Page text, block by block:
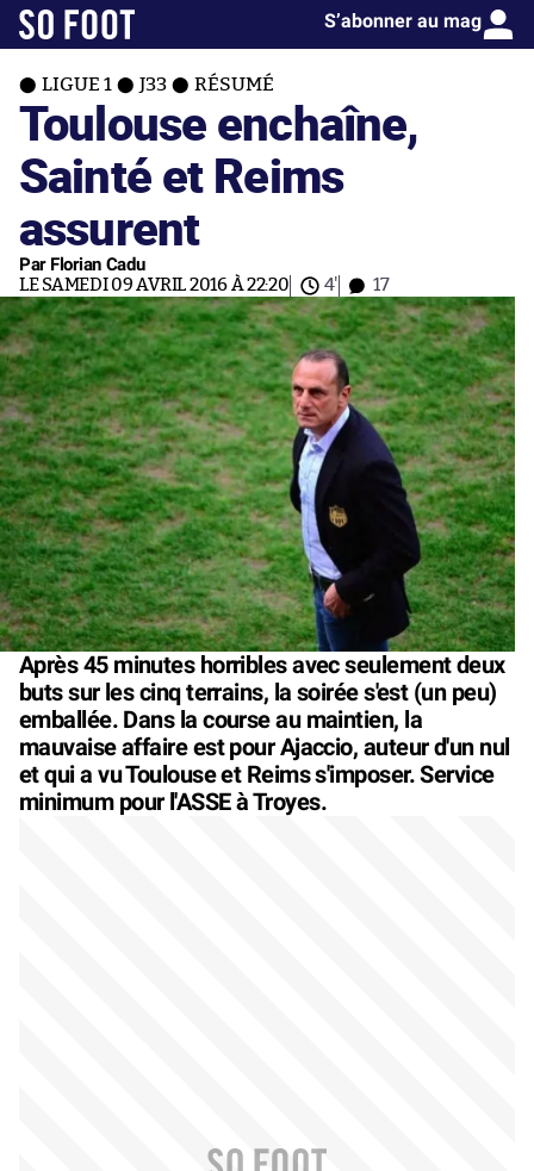
S’abonner au mag
LIGUE 1 J33 RÉSUMÉ
Toulouse enchaîne,
Sainté et Reims
assurent
Par Florian Cadu
LE SAMEDI 09 AVRIL 2016 À 22:20 4' 17
Après 45 minutes horribles avec seulement deux
buts sur les cinq terrains, la soirée s'est (un peu)
emballée. Dans la course au maintien, la
mauvaise affaire est pour Ajaccio, auteur d'un nul
et qui a vu Toulouse et Reims s'imposer. Service
minimum pour l'ASSE à Troyes.